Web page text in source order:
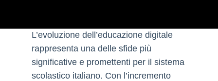
L’evoluzione dell’educazione digitale
rappresenta una delle sfide più
significative e promettenti per il sistema
scolastico italiano. Con l’incremento